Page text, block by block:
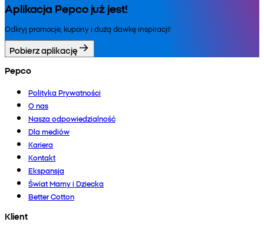
Aplikacja Pepco już jest!
Odkryj promocje, kupony i dużą dawkę inspiracji!
Pobierz aplikację
Pepco
Polityka Prywatności
O nas
Nasza odpowiedzialność
Dla mediów
Kariera
Kontakt
Ekspansja
Świat Mamy i Dziecka
Better Cotton
Klient